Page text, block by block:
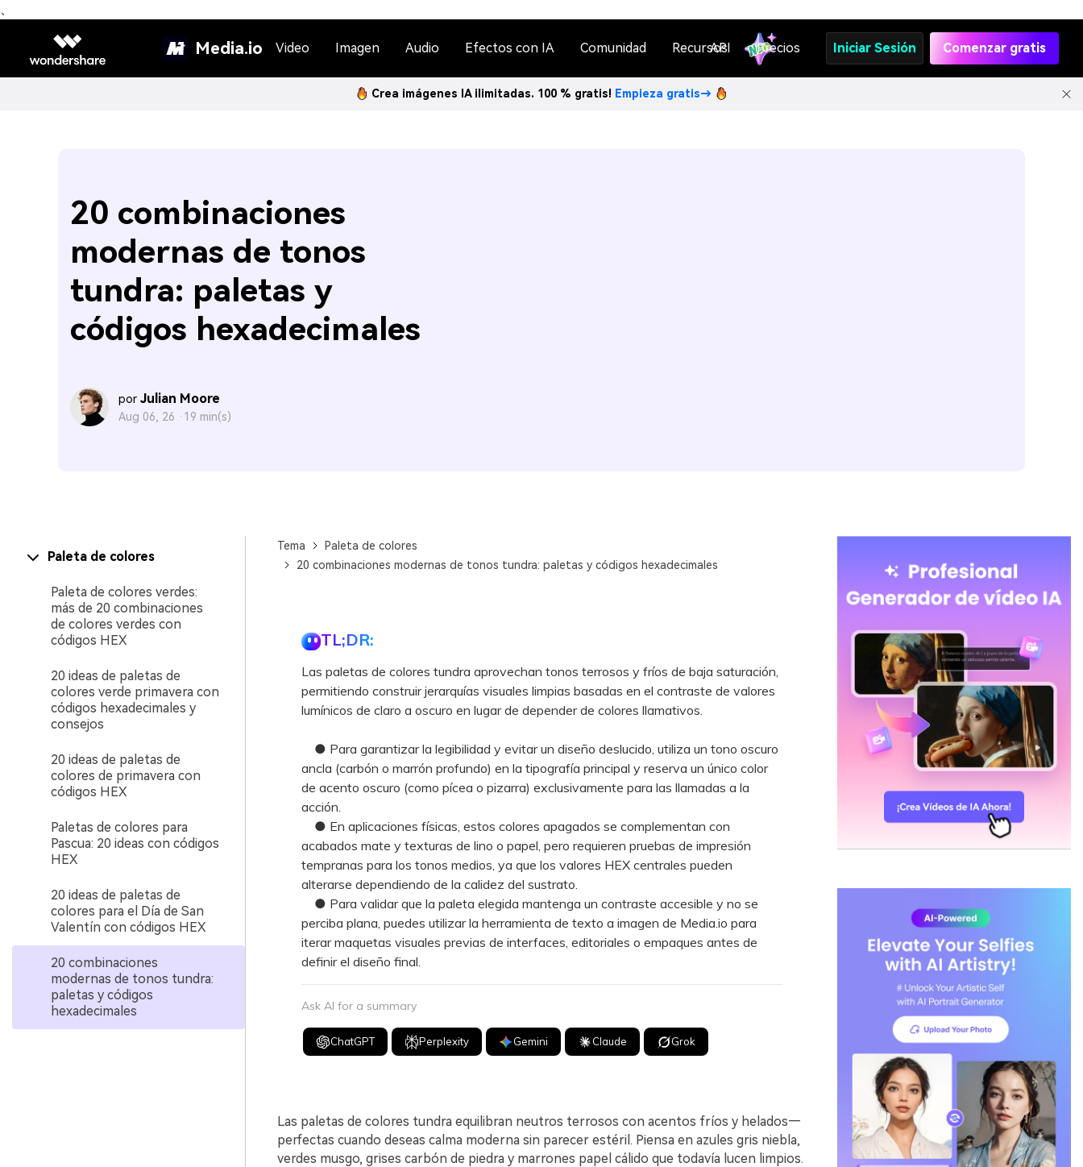
、
Media.io Video Imagen Audio Efectos con IA Comunidad Recursos
API Precios Iniciar Sesión Comenzar gratis
Crea imágenes IA ilimitadas. 100 % gratis! Empieza gratis→
20 combinaciones
modernas de tonos
tundra: paletas y
códigos hexadecimales
por Julian Moore
Aug 06, 26 · 19 min(s)
Paleta de colores
Paleta de colores verdes:
más de 20 combinaciones
de colores verdes con
códigos HEX
20 ideas de paletas de
colores verde primavera con
códigos hexadecimales y
consejos
20 ideas de paletas de
colores de primavera con
códigos HEX
Paletas de colores para
Pascua: 20 ideas con códigos
HEX
20 ideas de paletas de
colores para el Día de San
Valentín con códigos HEX
20 combinaciones
modernas de tonos tundra:
paletas y códigos
hexadecimales
Tema
Paleta de colores
20 combinaciones modernas de tonos tundra: paletas y códigos hexadecimales
TL;DR:
Las paletas de colores tundra aprovechan tonos terrosos y fríos de baja saturación,
permitiendo construir jerarquías visuales limpias basadas en el contraste de valores
lumínicos de claro a oscuro en lugar de depender de colores llamativos.
● Para garantizar la legibilidad y evitar un diseño deslucido, utiliza un tono oscuro
ancla (carbón o marrón profundo) en la tipografía principal y reserva un único color
de acento oscuro (como pícea o pizarra) exclusivamente para las llamadas a la
acción.
● En aplicaciones físicas, estos colores apagados se complementan con
acabados mate y texturas de lino o papel, pero requieren pruebas de impresión
tempranas para los tonos medios, ya que los valores HEX centrales pueden
alterarse dependiendo de la calidez del sustrato.
● Para validar que la paleta elegida mantenga un contraste accesible y no se
perciba plana, puedes utilizar la herramienta de texto a imagen de Media.io para
iterar maquetas visuales previas de interfaces, editoriales o empaques antes de
definir el diseño final.
Ask AI for a summary
ChatGPT Perplexity Gemini Claude Grok
Las paletas de colores tundra equilibran neutros terrosos con acentos fríos y helados—
perfectas cuando deseas calma moderna sin parecer estéril. Piensa en azules gris niebla,
verdes musgo, grises carbón de piedra y marrones papel cálido que todavía lucen limpios.